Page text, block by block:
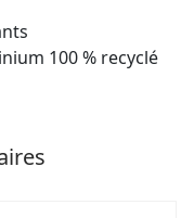
100 % recyclé